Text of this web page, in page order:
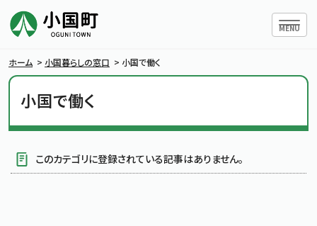
ハンバ
MENU
暮らしの情報
ホーム > 小国暮らしの窓口 > 小国で働く
小国で働く
このカテゴリに登録されている記事はありません。